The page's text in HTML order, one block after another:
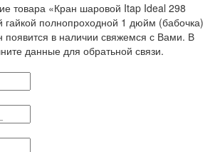
товара «Кран шаровой Itap Ideal 298
гайкой полнопроходной 1 дюйм (бабочка)
появится в наличии свяжемся с Вами. В
данные для обратьной связи.